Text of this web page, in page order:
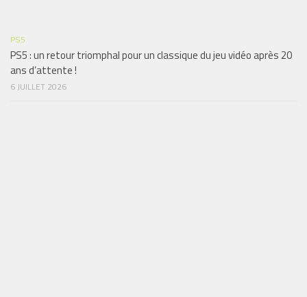
PS5
PS5 : un retour triomphal pour un classique du jeu vidéo après 20
ans d’attente !
6 JUILLET 2026